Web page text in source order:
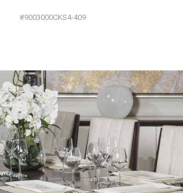
#9003000CKS4-409